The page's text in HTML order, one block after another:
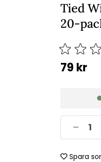
Tied
20-
79 kr
Spara